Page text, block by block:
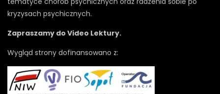
kryzysach psychicznych.
Zapraszamy do Video Lektury.
Wygląd strony dofinansowano z: